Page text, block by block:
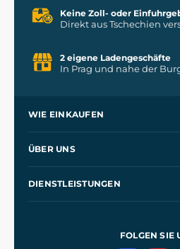
Keine Zoll- oder
Direkt aus Tschechien
2 eigene Ladengeschäfte
In Prag und nahe der
WIE EINKAUFEN
Großhandel
ÜBER UNS
DIENSTLEISTUNGEN
Geschäftsbedingungen
FOLGEN SIE